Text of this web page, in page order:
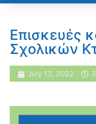
Επισκευές
Σχολικών
July 13, 2022